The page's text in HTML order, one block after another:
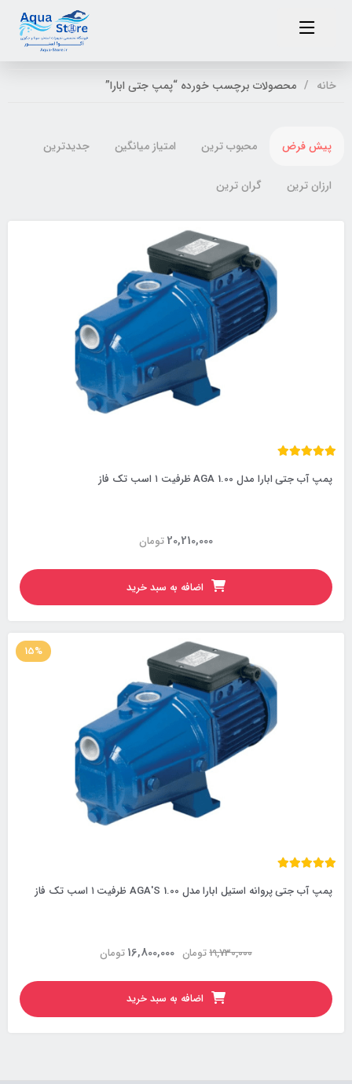
خانه محصولات برچسب خورده “پمپ جتی ابارا”
پیش فرض محبوب ترین امتیاز میانگین جدیدترین
ارزان ترین گران ترین
پمپ آب جتی ابارا مدل AGA 1.00 ظرفیت ۱ اسب تک فاز
تومان20,210,000
اضافه به سبد خرید
15%
پمپ آب جتی پروانه استیل ابارا مدل AGA'S 1.00 ظرفیت ۱ اسب تک فاز
تومان19,730,000 تومان16,800,000
اضافه به سبد خرید